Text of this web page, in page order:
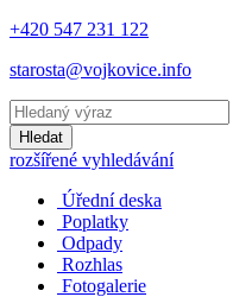
+420 547 231 122
starosta@vojkovice.info
Hledat
rozšířené vyhledávání
Úřední deska
Poplatky
Odpady
Rozhlas
Fotogalerie